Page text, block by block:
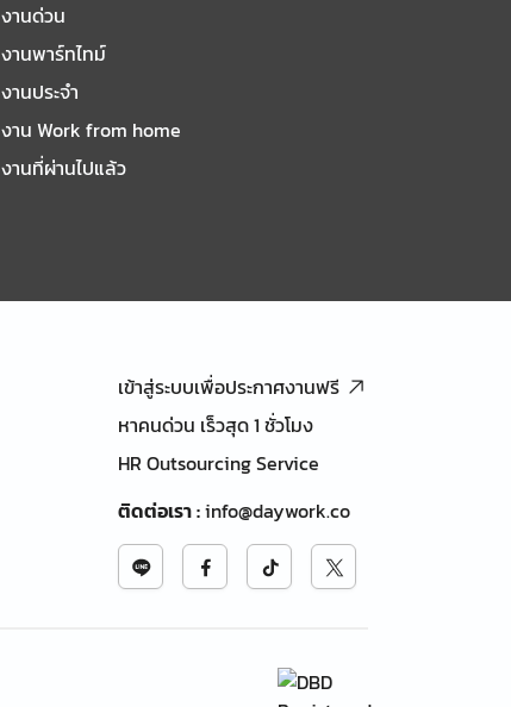
งานด่วน
งานพาร์ทไทม์
งานประจำ
งาน Work from home
งานที่ผ่านไปแล้ว
เข้าสู่ระบบเพื่อประกาศงานฟรี
หาคนด่วน เร็วสุด 1 ชั่วโมง
HR Outsourcing Service
ติดต่อเรา:info@daywork.co